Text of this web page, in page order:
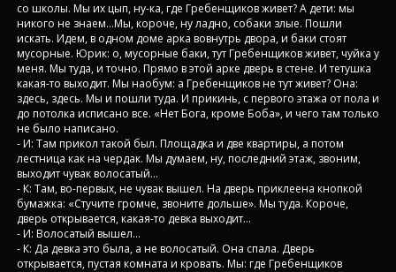
со школы. Мы их цып, ну-ка, где Гребенщиков живет? А дети: мы
никого не знаем…Мы, короче, ну ладно, собаки злые. Пошли
искать. Идем, в одном доме арка вовнутрь двора, и баки стоят
мусорные. Юрик: о, мусорные баки, тут Гребенщиков живет, чуйка у
меня. Мы туда, и точно. Прямо в этой арке дверь в стене. И тетушка
какая-то выходит. Мы наобум: а Гребенщиков не тут живет? Она:
здесь, здесь. Мы и пошли туда. И прикинь, с первого этажа от пола и
до потолка исписано все. «Нет Бога, кроме Боба», и чего там только
не было написано.
- И: Там прикол такой был. Площадка и две квартиры, а потом
лестница как на чердак. Мы думаем, ну, последний этаж, звоним,
выходит чувак волосатый…
- К: Там, во-первых, не чувак вышел. На дверь приклеена кнопкой
бумажка: «Стучите громче, звоните дольше». Мы туда. Короче,
дверь открывается, какая-то девка выходит…
- И: Волосатый вышел…
- К: Да девка это была, а не волосатый. Она спала. Дверь
открывается, пустая комната и кровать. Мы: где Гребенщиков